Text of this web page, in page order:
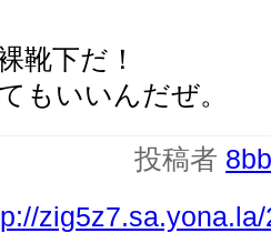
靴下だ！
もいいんだぜ。
投稿者